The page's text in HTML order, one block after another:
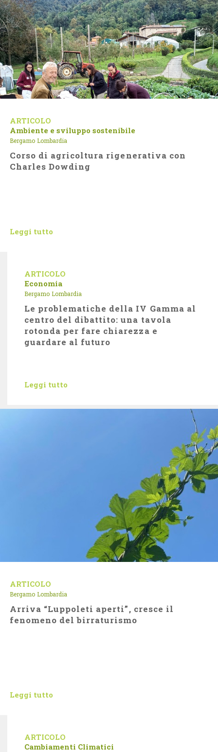
ARTICOLO
Ambiente e sviluppo sostenibile
Bergamo Lombardia
Corso di agricoltura rigenerativa con
Charles Dowding
Leggi tutto
ARTICOLO
Economia
Bergamo Lombardia
Le problematiche della IV Gamma al
centro del dibattito: una tavola
rotonda per fare chiarezza e
guardare al futuro
Leggi tutto
ARTICOLO
Bergamo Lombardia
Arriva “Luppoleti aperti”, cresce il
fenomeno del birraturismo
Leggi tutto
ARTICOLO
Cambiamenti Climatici